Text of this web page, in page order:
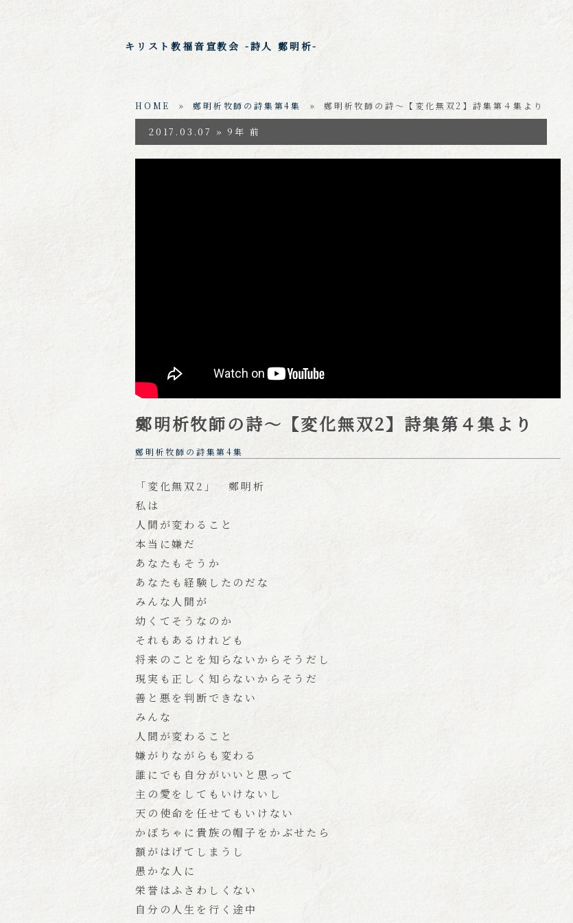
キリスト教福音宣教会 -詩人 鄭明析-
HOME »鄭明析牧師の詩集第4集 » 鄭明析牧師の詩～【変化無双2】詩集第４集より
2017.03.07 » 9年 前
鄭明析牧師の詩～【変化無双2】詩集第４集より
鄭明析牧師の詩集第4集
「変化無双2」 鄭明析
私は
人間が変わること
本当に嫌だ
あなたもそうか
あなたも経験したのだな
みんな人間が
幼くてそうなのか
それもあるけれども
将来のことを知らないからそうだし
現実も正しく知らないからそうだ
善と悪を判断できない
みんな
人間が変わること
嫌がりながらも変わる
誰にでも自分がいいと思って
主の愛をしてもいけないし
天の使命を任せてもいけない
かぼちゃに貴族の帽子をかぶせたら
額がはげてしまうし
愚かな人に
栄誉はふさわしくない
自分の人生を行く途中